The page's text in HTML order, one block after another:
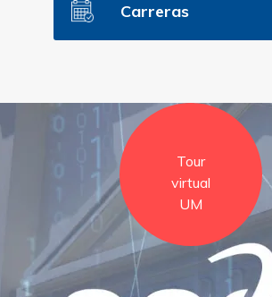
Carreras
Tour
virtual
UM